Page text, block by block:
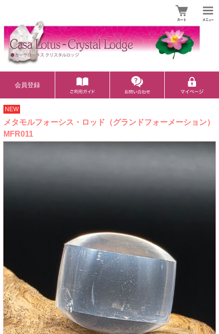
会員登録
NEW
メタモルフォーシス・ロッド（グランドフォーメーション）
MFR011